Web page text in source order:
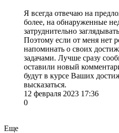
Я всегда отвечаю на
более, на обнаруженные
затруднительно
Поэтому если от меня нет
напоминать о своих
задачами. Лучше сразу
оставили новый
будут в курсе Ваших
высказаться.
12 февраля 2023 17:36
0
Еще